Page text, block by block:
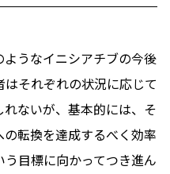
うなイニシアチブの今後
それぞれの状況に応じて
ないが、基本的には、そ
転換を達成するべく効率
目標に向かってつき進ん